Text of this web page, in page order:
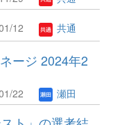
12 共通
ージ 2024年2
22 瀬田